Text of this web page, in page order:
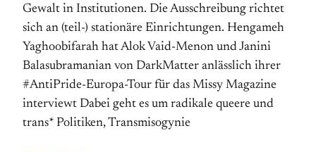
Gewalt in Institutionen. Die Ausschreibung richtet
sich an (teil-) stationäre Einrichtungen. Hengameh
Yaghoobifarah hat Alok Vaid-Menon und Janini
Balasubramanian von DarkMatter anlässlich ihrer
#AntiPride-Europa-Tour für das Missy Magazine
interviewt Dabei geht es um radikale queere und
trans* Politiken, Transmisogynie